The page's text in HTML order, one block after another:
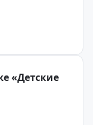
«Детские